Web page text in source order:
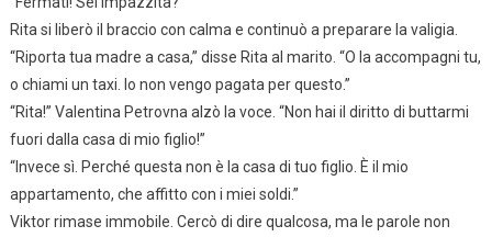
Rita si liberò il braccio con calma e continuò a preparare la valigia.
“Riporta tua madre a casa,” disse Rita al marito. “O la accompagni tu,
o chiami un taxi. Io non vengo pagata per questo.”
“Rita!” Valentina Petrovna alzò la voce. “Non hai il diritto di buttarmi
fuori dalla casa di mio figlio!”
“Invece sì. Perché questa non è la casa di tuo figlio. È il mio
appartamento, che affitto con i miei soldi.”
Viktor rimase immobile. Cercò di dire qualcosa, ma le parole non